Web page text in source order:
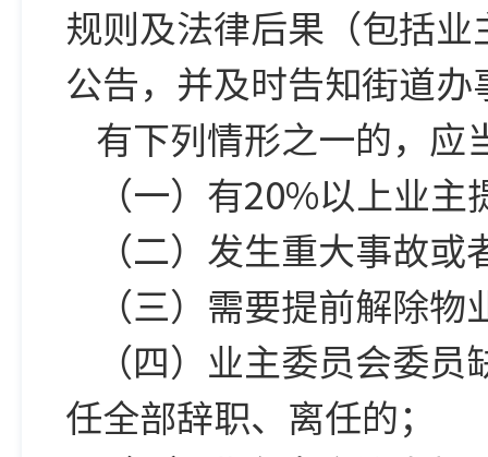
规则及法律后果（包括
公告，并及时告知街道
有下列情形之一的，应
（一）有20%以上业主
（二）发生重大事故
（三）需要提前解除
（四）业主委员会委
任全部辞职、离任的；